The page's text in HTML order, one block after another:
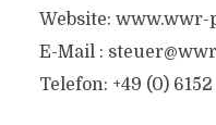
Website:
E-Mail :
Telefon: +49 (0)